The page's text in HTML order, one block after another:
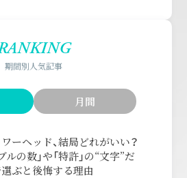
期間別人気記事
月間
ーヘッド、結局どれがいい？
ルの数」や「特許」の“文字”だ
ぶと後悔する理由